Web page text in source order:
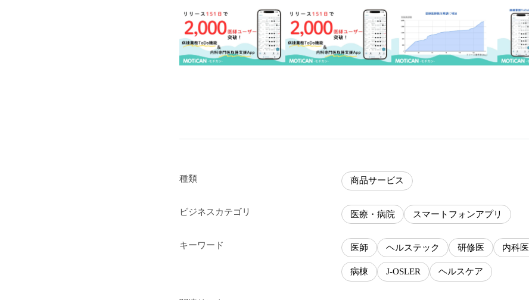
種類 商品サービス
ビジネスカテゴリ 医療・病院 スマートフォンアプリ
キーワード 医師 ヘルステック 研修医 内科医
病棟 J-OSLER ヘルスケア